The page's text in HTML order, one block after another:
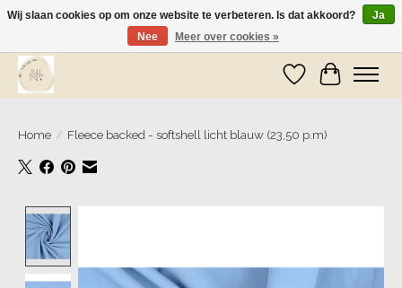
Wij zijn op vakantie! Vanaf zaterdag 9 mei worden er weer pakketjes verzonden
Verlanglijst
Home / Fleece backed - softshell licht blauw (23,50 p.m)
Wij slaan cookies op om onze website te verbeteren. Is dat akkoord?
Ja
Nee
Meer over cookies »